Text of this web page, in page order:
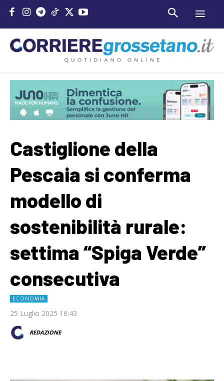
Castiglione della
Pescaia si conferma
modello di
sostenibilità rurale:
settima “Spiga Verde”
consecutiva
ECONOMIA
25 Luglio 2025 16:43
REDAZIONE